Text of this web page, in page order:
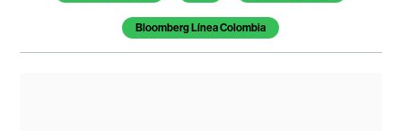
Bloomberg Línea Colombia